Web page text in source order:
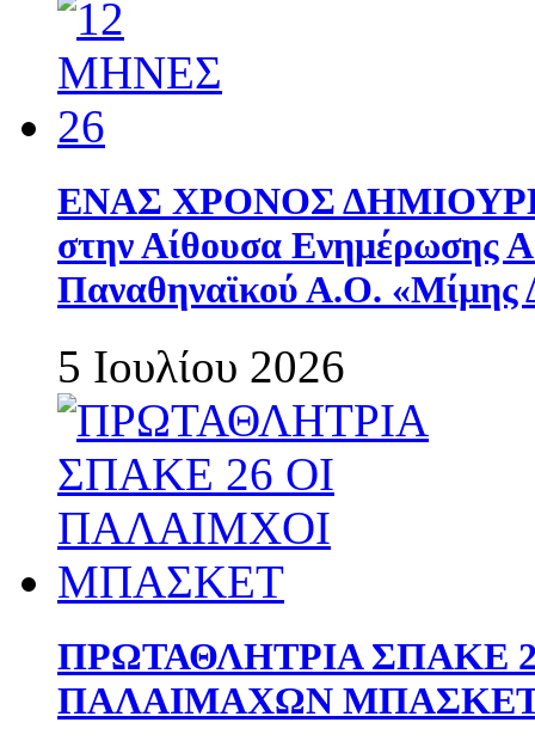
ΕΝΑΣ ΧΡΟΝΟΣ
στην Αίθουσα Ενημέρωσης
Παναθηναϊκού Α.Ο. «Μίμης
5 Ιουλίου 2026
ΠΡΩΤΑΘΛΗΤΡΙΑ ΣΠΑΚΕ
ΠΑΛΑΙΜΑΧΩΝ